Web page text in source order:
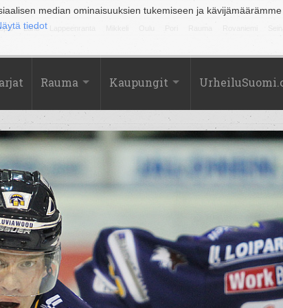
median ominaisuuksien tukemiseen ja
tiedot
Lahti
Rauma Kaupungit